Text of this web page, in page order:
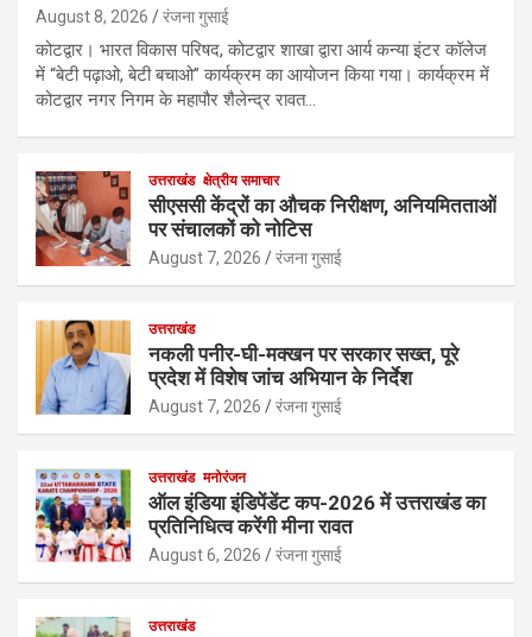
August 8, 2026 रंजना गुसाई
कोटद्वार। भारत विकास परिषद, कोटद्वार शाखा द्वारा आर्य कन्या इंटर कॉलेज
में “बेटी पढ़ाओ, बेटी बचाओ” कार्यक्रम का आयोजन किया गया। कार्यक्रम में
कोटद्वार नगर निगम के महापौर शैलेन्द्र रावत…
उत्तराखंड क्षेत्रीय समाचार
सीएससी केंद्रों का औचक निरीक्षण, अनियमितताओं
पर संचालकों को नोटिस
August 7, 2026 रंजना गुसाई
उत्तराखंड
नकली पनीर-घी-मक्खन पर सरकार सख्त, पूरे
प्रदेश में विशेष जांच अभियान के निर्देश
August 7, 2026 रंजना गुसाई
उत्तराखंड मनोरंजन
ऑल इंडिया इंडिपेंडेंट कप-2026 में उत्तराखंड का
प्रतिनिधित्व करेंगी मीना रावत
August 6, 2026 रंजना गुसाई
उत्तराखंड